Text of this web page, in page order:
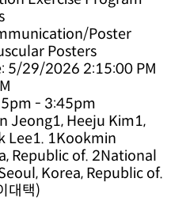
Poster
Posters
5/29/2026 2:15:00 PM
- 3:45pm
Jeong1, Heeju Kim1,
Lee1. 1Kookmin
Republic of. 2National
Korea, Republic of.
대택)